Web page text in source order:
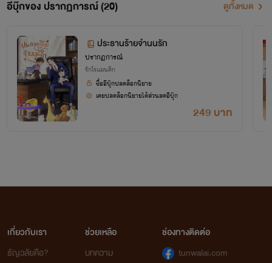
อีบุ๊กของ ปรากฏการณ์ (20) ดูทั้งหมด
ประธานร้ายจำนนรัก
ปรากฏการณ์
รักโรแมนติก
249 บาท
ซื้ออีบุ๊กปลดล็อกนิยาย
เคยปลดล็อกนิยายได้ส่วนลดอีบุ๊ก
เกี่ยวกับเรา
ธัญวลัยคือ?
ช่วยเหลือ
บทความ
ช่องทางติดต่อ
tunwalai.com